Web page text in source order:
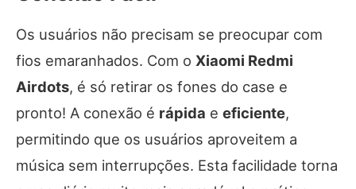
Os usuários não precisam se preocupar com
fios emaranhados. Com o Xiaomi Redmi
Airdots, é só retirar os fones do case e
pronto! A conexão é rápida e eficiente,
permitindo que os usuários aproveitem a
música sem interrupções. Esta facilidade torna